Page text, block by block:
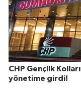
CHP Gençlik
yönetime girdi!